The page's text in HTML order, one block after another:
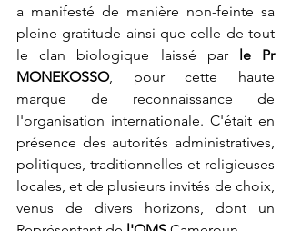
a manifesté de manière non-feinte sa
pleine gratitude ainsi que celle de tout
le clan biologique laissé par
le Pr
MONEKOSSO, pour cette haute
marque de reconnaissance de
l'organisation internationale. C'était en
présence des autorités administratives,
politiques, traditionnelles et religieuses
locales, et de plusieurs invités de choix,
venus de divers horizons, dont un